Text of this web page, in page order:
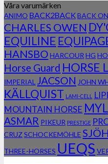
Våra varumärken
ANIMO BACK2BACKBACK
CHARLES OWEN
EQUILINE
HANSBO HARCOUR HG
Horse Guard HORSE
IMPERIAL JACSON JOHN
KÄLLQUIST LAMI-CELL
MOUNTAIN HORSE
ASMAR PIKEUR PRESTIGE
CRUZSCHOCKEMÖHLE
THREE-HORSES UEQS